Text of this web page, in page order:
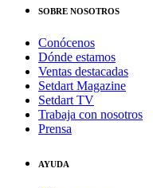
SOBRE NOSOTROS
Conócenos
Dónde estamos
Ventas destacadas
Setdart Magazine
Setdart TV
Trabaja con nosotros
Prensa
AYUDA